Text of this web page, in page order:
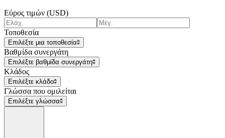
Εύρος τιμών (USD)
Τοποθεσία
Επιλέξτε μια τοποθεσία
Βαθμίδα συνεργάτη
Επιλέξτε βαθμίδα συνεργάτη
Κλάδος
Επιλέξτε κλάδο
Γλώσσα που ομιλείται
Επιλέξτε γλώσσα